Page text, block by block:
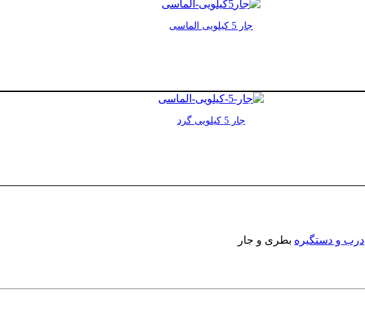
جار 5 کیلویی الماسی
جار 5 کیلویی گرد
درب و دستگیره بطری و جار